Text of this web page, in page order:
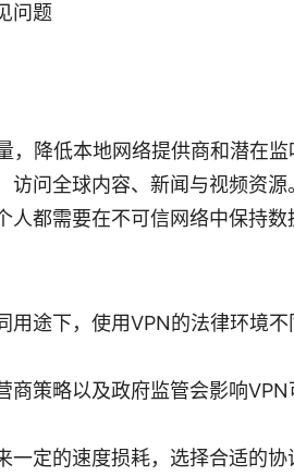
问题
降低本地网络提供商和潜在监
问全球内容、新闻与视频资源
都需要在不可信网络中保持数
用途下，使用VPN的法律环境
商策略以及政府监管会影响
一定的速度损耗，选择合适的协